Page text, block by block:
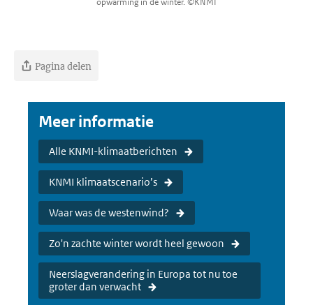
Pagina delen
Meer informatie
Alle KNMI-klimaatberichten
KNMI klimaatscenario’s
Waar was de westenwind?
Zo'n zachte winter wordt heel gewoon
Neerslagverandering in Europa tot nu toe
groter dan verwacht